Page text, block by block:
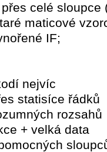
celé sloupce
maticové
IF;
nejvíc
statisíce řádků
rozsahů
+ velká data